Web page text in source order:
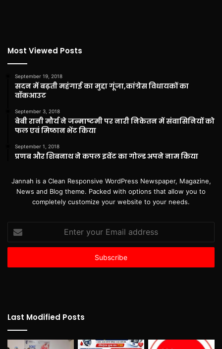
Most Viewed Posts
September 19, 2018
सदन में बढ़ती महंगाई का मुद्दा गूंजा,कांग्रेस विधायकों का
वॉकआउट
September 3, 2018
बेबी रानी मौर्य ने जन्माष्टमी पर नारी निकेतन में संवासिनियों को
फल एवं मिष्ठान भेंट किया
September 1, 2018
प्रणब और शिबनाथ ने कपल इवेंट का गोल्ड अपने नाम किया
Jannah is a Clean Responsive WordPress Newspaper, Magazine,
News and Blog theme. Packed with options that allow you to
completely customize your website to your needs.
Enter
your
Email
Last Modified Posts